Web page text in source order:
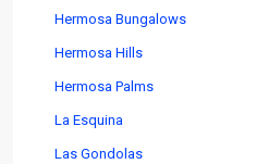
Hermosa Bungalows
Hermosa Hills
Hermosa Palms
La Esquina
Las Gondolas